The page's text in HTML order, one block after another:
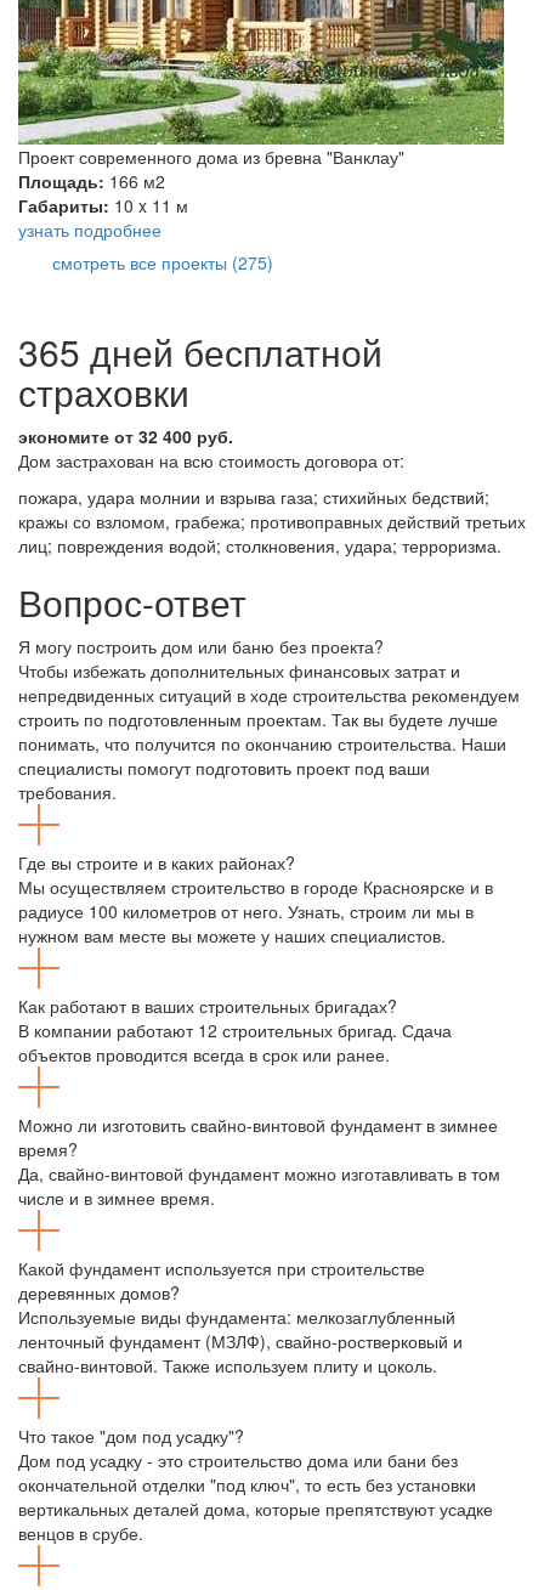
Проект современного дома из бревна "Ванклау"
Площадь: 166 м2
Габариты: 10 x 11 м
узнать подробнее
смотреть все проекты (275)
365 дней бесплатной
страховки
экономите от 32 400 руб.
Дом застрахован на всю стоимость договора от:
пожара, удара молнии и взрыва газа; стихийных бедствий;
кражы со взломом, грабежа; противоправных действий третьих
лиц; повреждения водой; столкновения, удара; терроризма.
Вопрос-ответ
Я могу построить дом или баню без проекта?
Чтобы избежать дополнительных финансовых затрат и
непредвиденных ситуаций в ходе строительства рекомендуем
строить по подготовленным проектам. Так вы будете лучше
понимать, что получится по окончанию строительства. Наши
специалисты помогут подготовить проект под ваши
требования.
Где вы строите и в каких районах?
Мы осуществляем строительство в городе Красноярске и в
радиусе 100 километров от него. Узнать, строим ли мы в
нужном вам месте вы можете у наших специалистов.
Как работают в ваших строительных бригадах?
В компании работают 12 строительных бригад. Сдача
объектов проводится всегда в срок или ранее.
Можно ли изготовить свайно-винтовой фундамент в зимнее
время?
Да, свайно-винтовой фундамент можно изготавливать в том
числе и в зимнее время.
Какой фундамент используется при строительстве
деревянных домов?
Используемые виды фундамента: мелкозаглубленный
ленточный фундамент (МЗЛФ), свайно-ростверковый и
свайно-винтовой. Также используем плиту и цоколь.
Что такое "дом под усадку"?
Дом под усадку - это строительство дома или бани без
окончательной отделки "под ключ", то есть без установки
вертикальных деталей дома, которые препятствуют усадке
венцов в срубе.